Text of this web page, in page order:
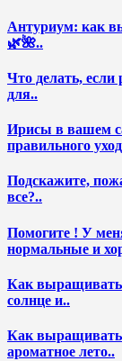
Антуриум: как
🌿🌺..
Что делать, если
для..
Ирисы в вашем
правильного
Подскажите,
все?..
Помогите ! У
нормальные и
Как
солнце и..
Как выращивать
ароматное лето..